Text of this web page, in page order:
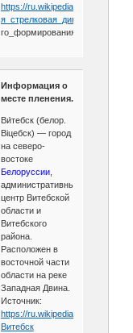
https://ru.wikipedia.org/wiki/37-
я_стрелковая_дивизия_
го_формирования)
Информация о
месте пленения.
Ви́тебск (белор.
Віцебск) — город
на северо-
востоке
Белоруссии,
административный
центр Витебской
области и
Витебского
района.
Расположен в
восточной части
области на реке
Западная Двина.
Источник:
https://ru.wikipedia.org/wiki/
Витебск